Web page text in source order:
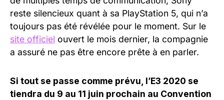
reste silencieux quant à sa PlayStation 5, qui n’a
toujours pas été révélée pour le moment. Sur le
site officiel ouvert le mois dernier, la compagnie
a assuré ne pas être encore prête à en parler.
Si tout se passe comme prévu, l’E3 2020 se
tiendra du 9 au 11 juin prochain au Convention